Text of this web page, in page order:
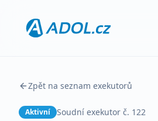
Zpět na seznam exekutorů
Aktivní Soudní exekutor č. 122